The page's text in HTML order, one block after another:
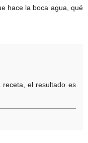
hace la boca agua, qué
receta, el resultado es